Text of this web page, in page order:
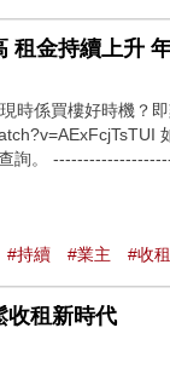
時係買樓好時機？
詢。
#持續 #業主 #收租
收租新時代